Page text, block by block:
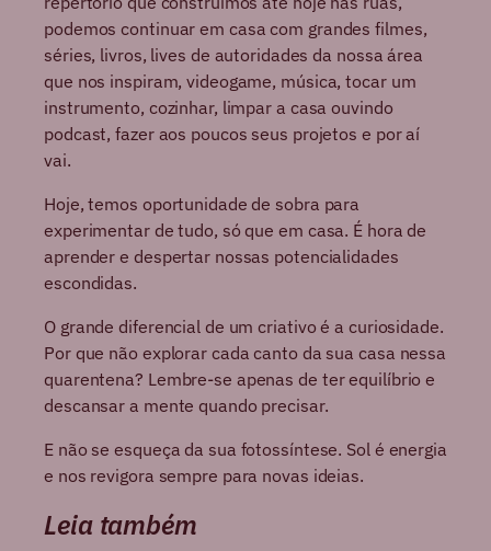
podemos continuar em casa com grandes filmes,
séries, livros, lives de autoridades da nossa área
que nos inspiram, videogame, música, tocar um
instrumento, cozinhar, limpar a casa ouvindo
podcast, fazer aos poucos seus projetos e por aí
vai.
Hoje, temos oportunidade de sobra para
experimentar de tudo, só que em casa. É hora de
aprender e despertar nossas potencialidades
escondidas.
O grande diferencial de um criativo é a curiosidade.
Por que não explorar cada canto da sua casa nessa
quarentena? Lembre-se apenas de ter equilíbrio e
descansar a mente quando precisar.
E não se esqueça da sua fotossíntese. Sol é energia
e nos revigora sempre para novas ideias.
Leia também